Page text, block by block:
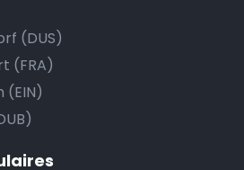
d’aéroport à Gazi?
des transports
Airport Taxis est un tarif fixe
(DUS)
(FRA)
(EIN)